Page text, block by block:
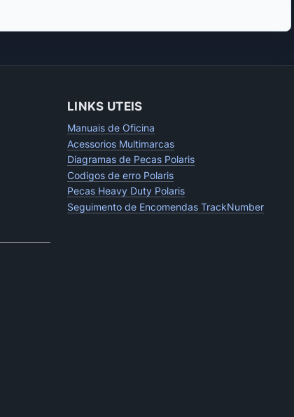
LINKS UTEIS
Manuais de Oficina
Acessorios Multimarcas
Diagramas de Pecas Polaris
Codigos de erro Polaris
Pecas Heavy Duty Polaris
Seguimento de Encomendas TrackNumber